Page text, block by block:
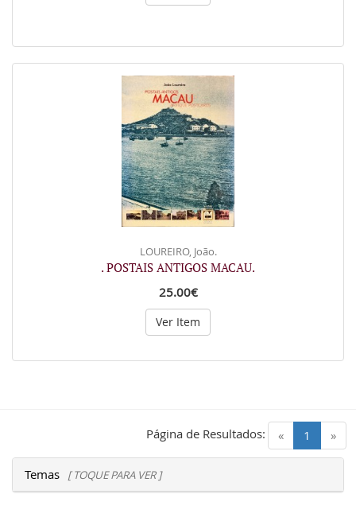
LOUREIRO, João.
. POSTAIS ANTIGOS MACAU.
25.00€
Ver Item
« 1 (current)
»
Página de Resultados:
Temas [ TOQUE PARA VER ]